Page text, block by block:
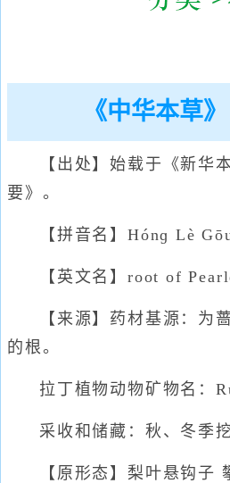
《中华本草
【出处】始载于《新华
要》。
【拼音名】Hónɡ Lè
【英文名】root of
【来源】药材基源：为
的根。
拉丁植物动物矿物名：
采收和储藏：秋、冬季
【原形态】梨叶悬钩子